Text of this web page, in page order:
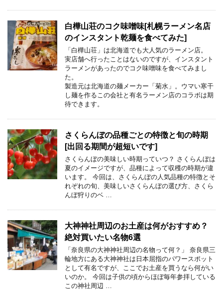
白樺山荘のコク味噌味[札幌ラーメン名店
のインスタント乾麺を食べてみた]
「白樺山荘」は北海道でも大人気のラーメン店。
実店舗へ行ったことはないのですが、インスタント
ラーメンがあったのでコク味噌味を食べてみまし
た。
製造元は北海道の麺メーカー「菊水」。ウマい寒干
し麺を作るこの会社と有名ラーメン店のコラボは期
待できます。
さくらんぼの品種ごとの特徴と旬の時期
[出回る期間が超短いです]
さくらんぼの美味しい時期っていつ？ さくらんぼは
夏のイメージですが、品種によって収穫の時期が違
います。 今回は、さくらんぼの人気品種の特徴とそ
れぞれの旬、美味しいさくらんぼの選び方、さくら
んぼ狩りのベ …
大神神社周辺のお土産は何がおすすめ？
絶対買いたい名物6選
「奈良県の大神神社周辺の名物って何？」 奈良県三
輪地方にある大神神社は日本屈指のパワースポット
として有名ですが、ここでお土産を買うなら何がい
いのか。 今回は子供の頃からほぼ毎年参拝している
この神社周辺 …